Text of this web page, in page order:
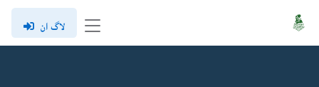
لاگ ان